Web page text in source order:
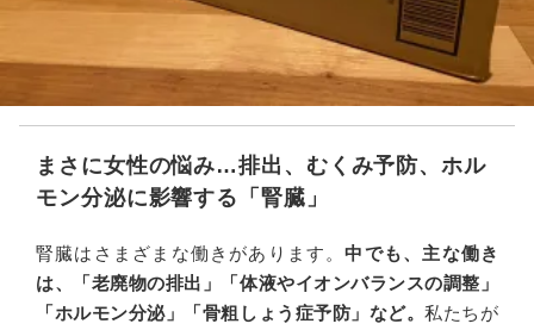
まさに女性の悩み…排出、むくみ予防、ホル
モン分泌に影響する「腎臓」
腎臓はさまざまな働きがあります。中でも、主な働き
は、「老廃物の排出」「体液やイオンバランスの調整」
「ホルモン分泌」「骨粗しょう症予防」など。私たちが